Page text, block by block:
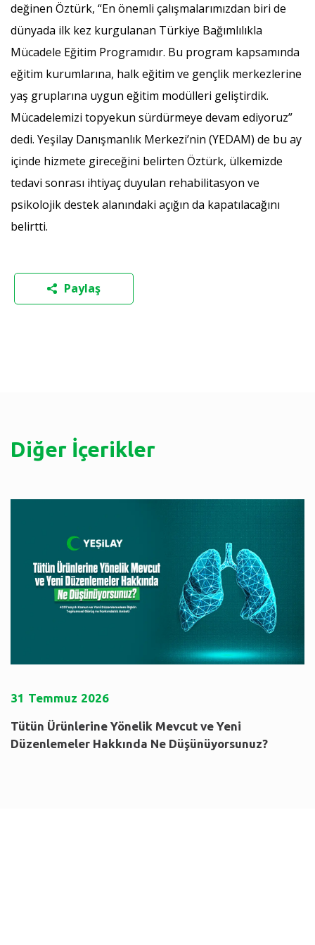
değinen Öztürk, “En önemli çalışmalarımızdan biri de
dünyada ilk kez kurgulanan Türkiye Bağımlılıkla
Mücadele Eğitim Programıdır. Bu program kapsamında
eğitim kurumlarına, halk eğitim ve gençlik merkezlerine
yaş gruplarına uygun eğitim modülleri geliştirdik.
Mücadelemizi topyekun sürdürmeye devam ediyoruz”
dedi. Yeşilay Danışmanlık Merkezi’nin (YEDAM) de bu ay
içinde hizmete gireceğini belirten Öztürk, ülkemizde
tedavi sonrası ihtiyaç duyulan rehabilitasyon ve
psikolojik destek alanındaki açığın da kapatılacağını
belirtti.
Paylaş
Diğer İçerikler
31 Temmuz 2026
Tütün Ürünlerine Yönelik Mevcut ve Yeni
Düzenlemeler Hakkında Ne Düşünüyorsunuz?